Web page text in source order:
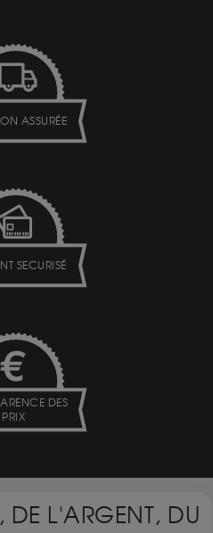
ASSURÉE
SECURISÉ
DES
PRIX
DE L'ARGENT, DU